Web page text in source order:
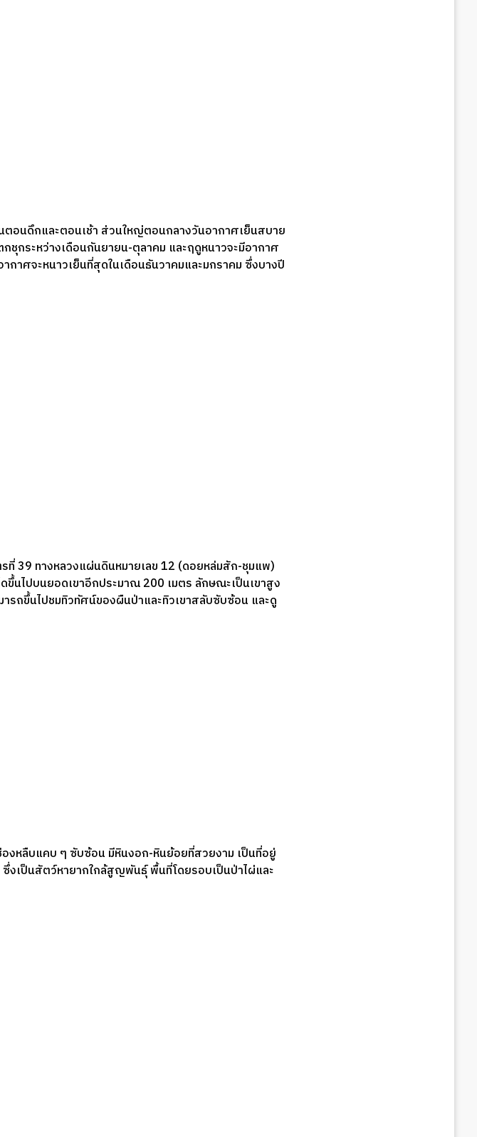
อนดึกและตอนเช้า ส่วนใหญ่ตอนกลางวันอากาศเย็นสบาย
กระหว่างเดือนกันยายน-ตุลาคม และฤดูหนาวจะมีอากาศ
กาศจะหนาวเย็นที่สุดในเดือนธันวาคมและมกราคม ซึ่งบางปี
ที่ 39 ทางหลวงแผ่นดินหมายเลข 12 (ดอยหล่มสัก-ชุมแพ)
ขึ้นไปบนยอดเขาอีกประมาณ 200 เมตร ลักษณะเป็นเขาสูง
รถขึ้นไปชมทิวทัศน์ของผืนป่าและทิวเขาสลับซับซ้อน และดู
องหลืบแคบ ๆ ซับซ้อน มีหินงอก-หินย้อยที่สวยงาม เป็นที่อยู่
งเป็นสัตว์หายากใกล้สูญพันธุ์ พื้นที่โดยรอบเป็นป่าไผ่และ